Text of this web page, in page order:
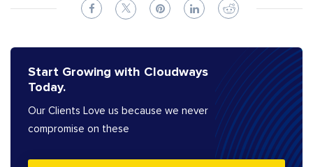
Start Growing with Cloudways
Today.
Our Clients Love us because we never
compromise on these